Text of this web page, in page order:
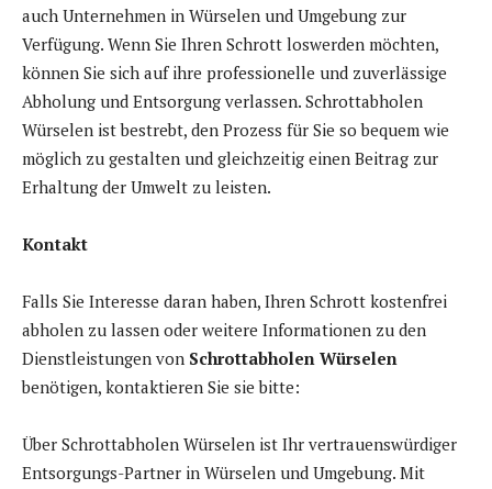
auch Unternehmen in Würselen und Umgebung zur
Verfügung. Wenn Sie Ihren Schrott loswerden möchten,
können Sie sich auf ihre professionelle und zuverlässige
Abholung und Entsorgung verlassen. Schrottabholen
Würselen ist bestrebt, den Prozess für Sie so bequem wie
möglich zu gestalten und gleichzeitig einen Beitrag zur
Erhaltung der Umwelt zu leisten.
Kontakt
Falls Sie Interesse daran haben, Ihren Schrott kostenfrei
abholen zu lassen oder weitere Informationen zu den
Dienstleistungen von Schrottabholen Würselen
benötigen, kontaktieren Sie sie bitte:
Über Schrottabholen Würselen ist Ihr vertrauenswürdiger
Entsorgungs-Partner in Würselen und Umgebung. Mit